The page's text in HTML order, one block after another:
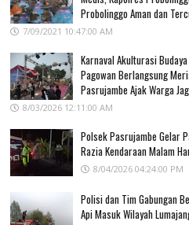
Probolinggo Aman dan
7/09/2021 10:47:00 AM
Karnaval Akulturasi
Pagowan Berlangsung
Pasrujambe Ajak Warga
8/03/2026 12:11:00 AM
Polsek Pasrujambe Gelar
Razia Kendaraan Malam
8/04/2026 04:24:00 PM
Polisi dan Tim Gabungan
Api Masuk Wilayah